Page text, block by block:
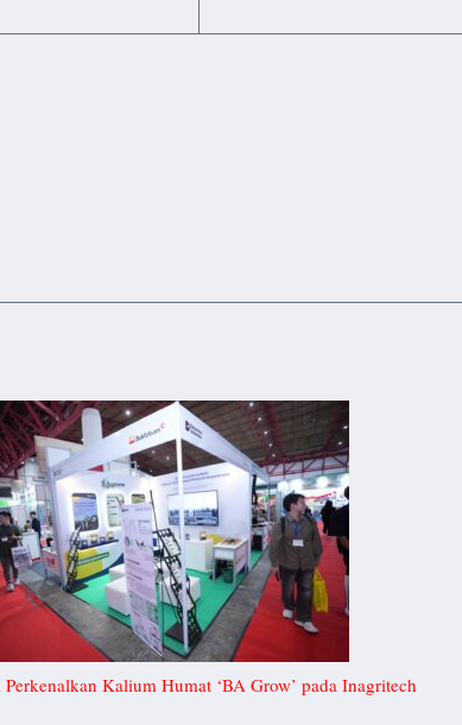
Perkenalkan Kalium Humat ‘BA Grow’ pada Inagritech